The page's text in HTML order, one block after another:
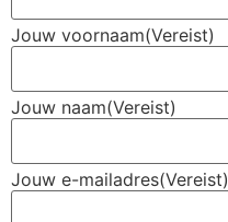
Jouw voornaam(Vereist)
Jouw naam(Vereist)
Jouw e-mailadres(Vereist)